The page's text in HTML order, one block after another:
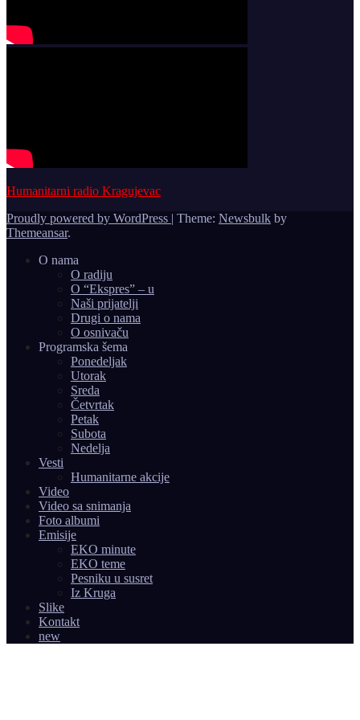
Humanitarni radio Kragujevac
Proudly powered by WordPress | Theme: Newsbulk by
Themeansar.
O nama
O radiju
O “Ekspres” – u
Naši prijatelji
Drugi o nama
O osnivaču
Programska šema
Ponedeljak
Utorak
Sreda
Četvrtak
Petak
Subota
Nedelja
Vesti
Humanitarne akcije
Video
Video sa snimanja
Foto albumi
Emisije
EKO minute
EKO teme
Pesniku u susret
Iz Kruga
Slike
Kontakt
new